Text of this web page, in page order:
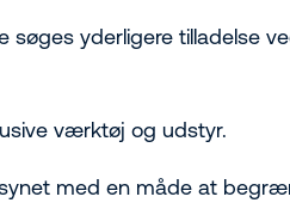
søges yderligere tilladelse
værktøj og udstyr.
med en måde at